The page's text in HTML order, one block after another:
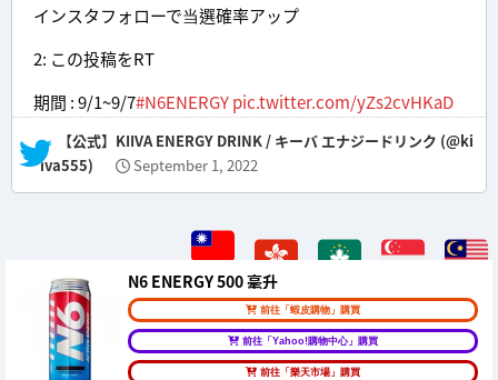
インスタフォローで当選確率アップ
2: この投稿をRT
期間 : 9/1~9/7#N6ENERGYpic.twitter.com/yZs2cvHKaD
— 【公式】KIIVA ENERGY DRINK / キーバ エナジードリンク (@ki
iva555)
September 1, 2022
N6 ENERGY 500 毫升
前往「蝦皮購物」購買
前往「Yahoo!購物中心」購買
前往「樂天市場」購買